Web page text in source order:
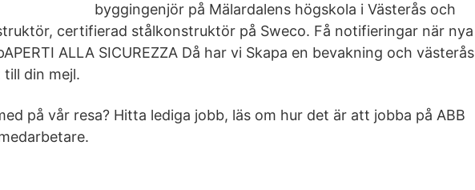
byggingenjör på Mälardalens högskola i Västerås och
certifierad stålkonstruktör på Sweco. Få notifieringar när nya
ALLA SICUREZZA Då har vi Skapa en bevakning och västerås
din mejl.
på vår resa? Hitta lediga jobb, läs om hur det är att jobba på ABB